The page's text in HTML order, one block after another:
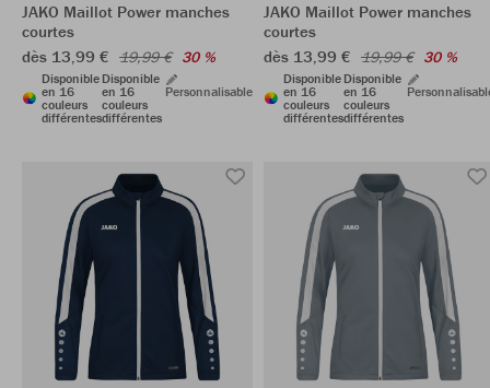
JAKO Maillot Power manches
courtes
dès 13,99 € 19,99 € 30 %
Disponible
en 16
couleurs
différentes
Disponible
en 16
couleurs
différentes
Personnalisable
JAKO Maillot Power manches
courtes
dès 13,99 € 19,99 € 30 %
Disponible
en 16
couleurs
différentes
Disponible
en 16
couleurs
différentes